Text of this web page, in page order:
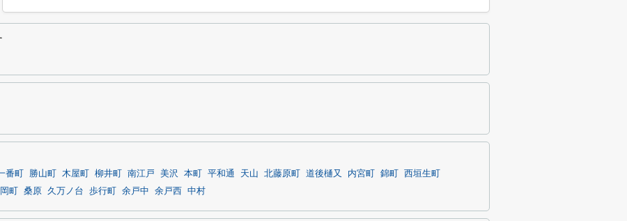
番町 勝山町 木屋町 柳井町 南江戸 美沢 本町 平和通 天山 北藤原町 道後樋又 内宮町 錦町
西垣生町
町 桑原 久万ノ台 歩行町 余戸中 余戸西 中村